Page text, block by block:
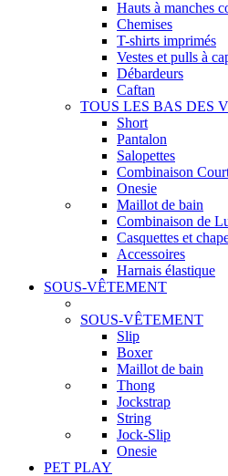
Hauts à manches
Chemises
T-shirts imprimés
Vestes et pulls à
Débardeurs
Caftan
TOUS LES BAS DES
Short
Pantalon
Salopettes
Combinaison
Onesie
Maillot de bain
Combinaison de
Casquettes et
Accessoires
Harnais élastique
SOUS-VÊTEMENT
SOUS-VÊTEMENT
Slip
Boxer
Maillot de bain
Thong
Jockstrap
String
Jock-Slip
Onesie
PET PLAY